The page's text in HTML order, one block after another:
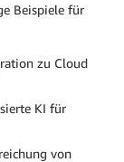
Beispiele für
zu Cloud
KI für
von